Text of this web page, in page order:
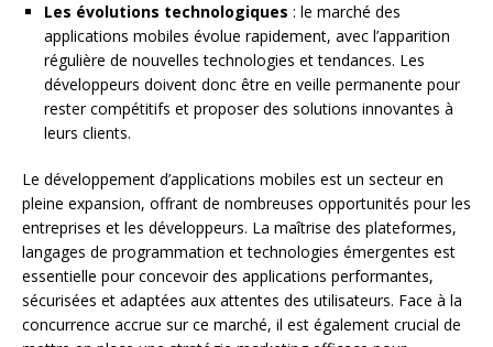
Les évolutions technologiques : le marché des
applications mobiles évolue rapidement, avec l’apparition
régulière de nouvelles technologies et tendances. Les
développeurs doivent donc être en veille permanente pour
rester compétitifs et proposer des solutions innovantes à
leurs clients.
Le développement d’applications mobiles est un secteur en
pleine expansion, offrant de nombreuses opportunités pour les
entreprises et les développeurs. La maîtrise des plateformes,
langages de programmation et technologies émergentes est
essentielle pour concevoir des applications performantes,
sécurisées et adaptées aux attentes des utilisateurs. Face à la
concurrence accrue sur ce marché, il est également crucial de